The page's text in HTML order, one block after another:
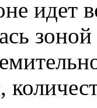
идет